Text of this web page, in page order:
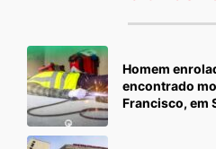
Homem
encontrado
Francisco, em